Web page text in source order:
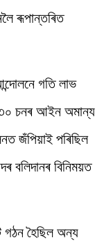
ৰূপান্তৰিত
গতি লাভ
চনৰ আইন অমান্য
জঁপিয়াই পৰিছিল
বলিদানৰ বিনিময়ত
গঠন হৈছিল অন্য